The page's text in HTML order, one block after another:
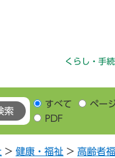
くらし・手
すべて
ペー
PDF
> 健康・福祉 > 高齢者